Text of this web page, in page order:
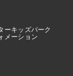
ーキッズパーク
メーション